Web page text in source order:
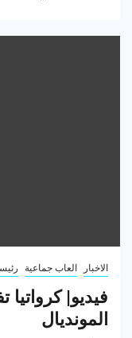
الاخبار العاب جماعية
فيديو| كرواتيا
المونديال